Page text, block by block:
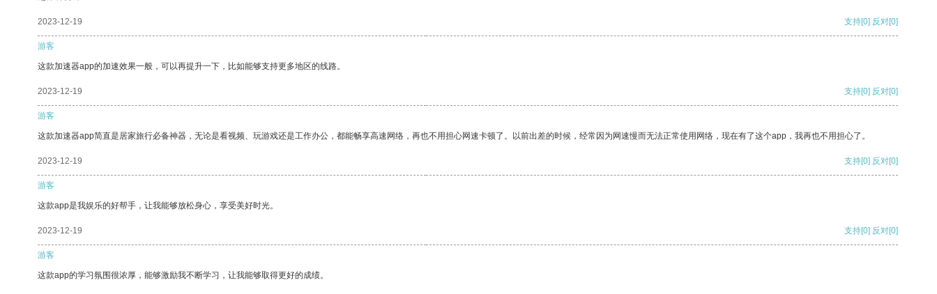
2023-12-19 支持[0] 反对[0]
游客
这款加速器app的加速效果一般，可以再提升一下，比如能够支持更多地区的线路。
2023-12-19 支持[0] 反对[0]
游客
这款加速器app简直是居家旅行必备神器，无论是看视频、玩游戏还是工作办公，都能畅享高速网络，再也不用担心网速卡顿了。以前出差的时候，经常因为网速慢而无法正常使用网络，现在有了这个app，我再也不用担心了。
2023-12-19 支持[0] 反对[0]
游客
这款app是我娱乐的好帮手，让我能够放松身心，享受美好时光。
2023-12-19 支持[0] 反对[0]
游客
这款app的学习氛围很浓厚，能够激励我不断学习，让我能够取得更好的成绩。